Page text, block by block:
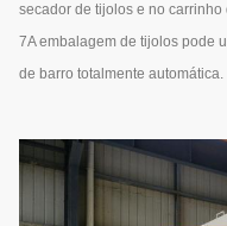
secador de tijolos e no carrinho
7A embalagem de tijolos pode
de barro totalmente automática.